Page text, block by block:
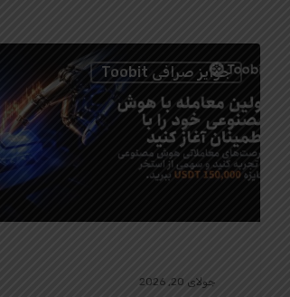
جوایز صرافی Toobit
جولای 20, 2026